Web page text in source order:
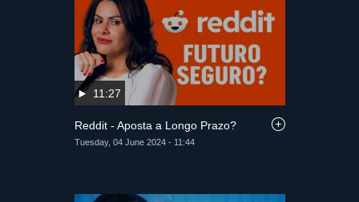
11:27
Reddit - Aposta a Longo Prazo?
Tuesday, 04 June 2024 - 11:44